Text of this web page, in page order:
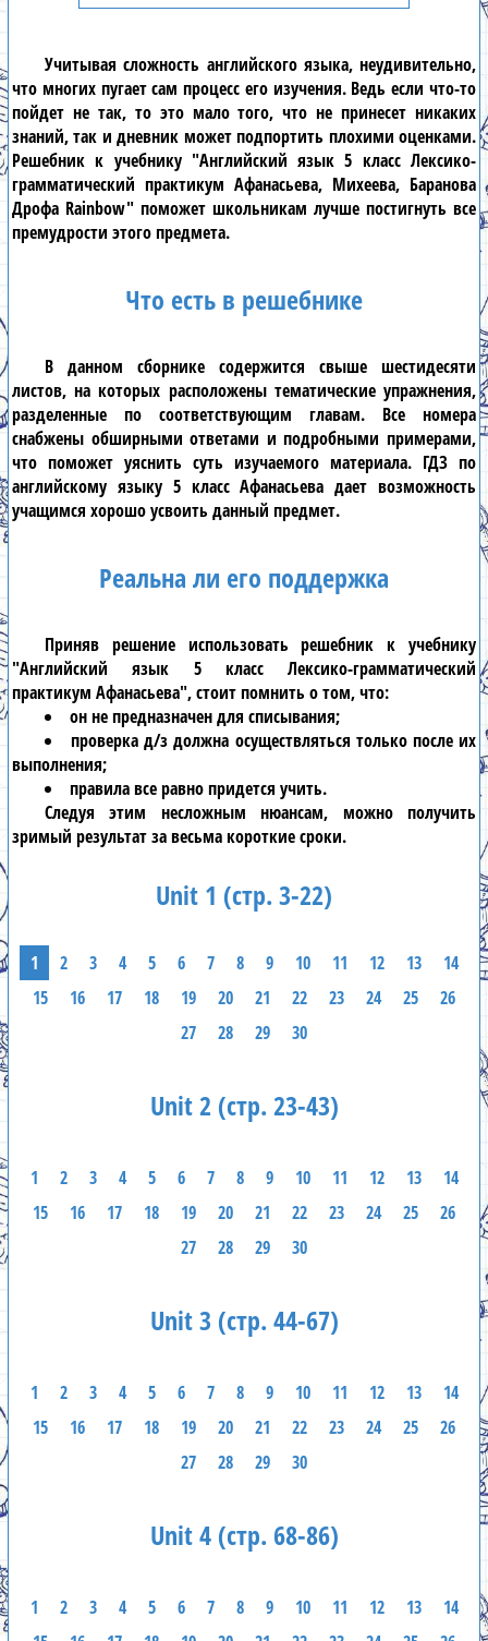
Учитывая сложность английского языка, неудивительно,
что многих пугает сам процесс его изучения. Ведь если что-то
пойдет не так, то это мало того, что не принесет никаких
знаний, так и дневник может подпортить плохими оценками.
Решебник к учебнику "Английский язык 5 класс Лексико-
грамматический практикум Афанасьева, Михеева, Баранова
Дрофа Rainbow" поможет школьникам лучше постигнуть все
премудрости этого предмета.
Что есть в решебнике
В данном сборнике содержится свыше шестидесяти
листов, на которых расположены тематические упражнения,
разделенные по соответствующим главам. Все номера
снабжены обширными ответами и подробными примерами,
что поможет уяснить суть изучаемого материала. ГДЗ по
английскому языку 5 класс Афанасьева дает возможность
учащимся хорошо усвоить данный предмет.
Реальна ли его поддержка
Приняв решение использовать решебник к учебнику
"Английский язык 5 класс Лексико-грамматический
практикум Афанасьева", стоит помнить о том, что:
он не предназначен для списывания;
проверка д/з должна осуществляться только после их
выполнения;
правила все равно придется учить.
Следуя этим несложным нюансам, можно получить
зримый результат за весьма короткие сроки.
Unit 1 (стр. 3-22)
1 2 3 4 5 6 7 8 9 10 11 12 13
14
15
16 17 18 19 20 21 22 23 24 25
26
27
28 29 30
Unit 2 (стр. 23-43)
1 2 3 4 5 6 7 8 9 10 11 12 13
14
15
16 17 18 19 20 21 22 23 24 25
26
27
28 29 30
Unit 3 (стр. 44-67)
1 2 3 4 5 6 7 8 9 10 11 12 13
14
15
16 17 18 19 20 21 22 23 24 25
26
27
28 29 30
Unit 4 (стр. 68-86)
1 2 3 4 5 6 7 8 9 10 11 12 13
14